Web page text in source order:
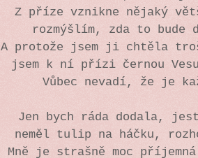
Z příze vznikne nějaký
rozmýšlím, zda to bude
A protože jsem ji chtěla
jsem k ní přízi černou
Vůbec nevadí, že je
Jen bych ráda dodala,
neměl tulip na háčku,
Mně je strašně moc